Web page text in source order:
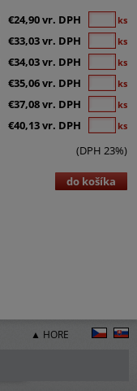
€24,90 vr. DPH ks
€33,03 vr. DPH ks
€34,03 vr. DPH ks
€35,06 vr. DPH ks
€37,08 vr. DPH ks
€40,13 vr. DPH ks
(DPH 23%)
do košíka
▲ HORE